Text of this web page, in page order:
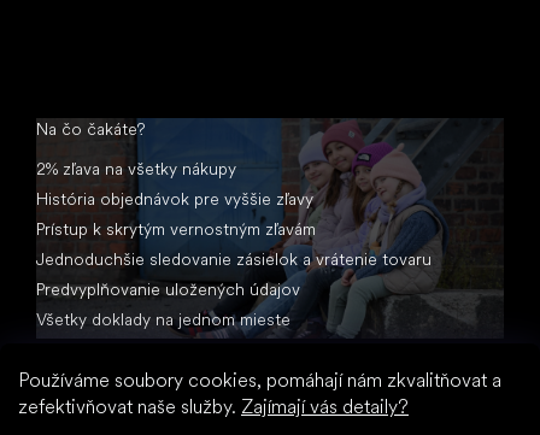
Používáme soubory cookies, pomáhají nám zkvalitňovat a
zefektivňovat naše služby. Zajímají vás detaily?
Na čo čakáte?
2% zľava na všetky nákupy
História objednávok pre vyššie zľavy
Prístup k skrytým vernostným zľavám
Jednoduchšie sledovanie zásielok a vrátenie tovaru
Predvyplňovanie uložených údajov
Všetky doklady na jednom mieste